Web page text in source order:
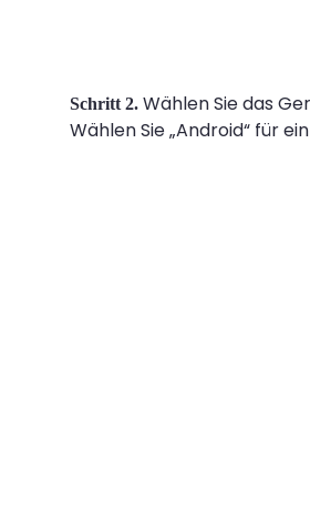
Schritt 2. Wählen Sie das
Wählen Sie „Android“ für